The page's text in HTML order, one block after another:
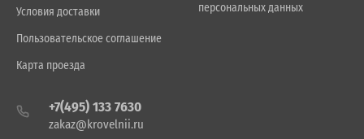
Условия доставки
Пользовательское соглашение
Карта проезда
персональных данных
+7(495) 133 7630
zakaz@krovelnii.ru